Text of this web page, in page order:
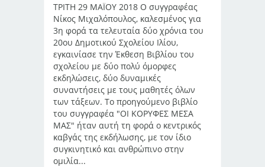
ΤΡΙΤΗ 29 ΜΑΪΟΥ 2018 Ο συγγραφέας
Νίκος Μιχαλόπουλος, καλεσμένος για
3η φορά τα τελευταία δύο χρόνια του
20ου Δημοτικού Σχολείου Ιλίου,
εγκαινίασε την Έκθεση Βιβλίου του
σχολείου με δύο πολύ όμορφες
εκδηλώσεις, δύο δυναμικές
συναντήσεις με τους μαθητές όλων
των τάξεων. Το προηγούμενο βιβλίο
του συγγραφέα "ΟΙ ΚΟΡΥΦΕΣ ΜΕΣΑ
ΜΑΣ" ήταν αυτή τη φορά ο κεντρικός
καβγάς της εκδήλωσης, με τον ίδιο
συγκινητικό και ανθρώπινο στην
ομιλία...